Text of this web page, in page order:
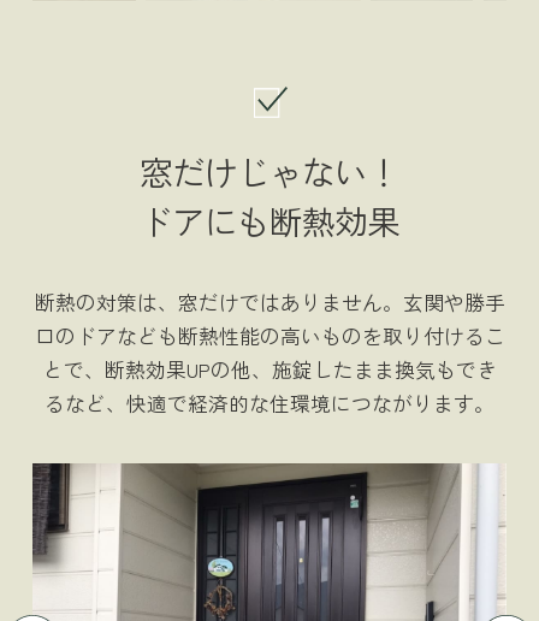
窓だけじゃない！
ドアにも断熱効果
断熱の対策は、窓だけではありません。玄関や勝手
口のドアなども断熱性能の高いものを取り付けるこ
とで、断熱効果UPの他、施錠したまま換気もでき
るなど、快適で経済的な住環境につながります。